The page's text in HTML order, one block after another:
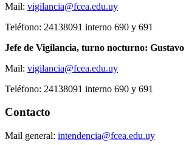
Mail: vigilancia@fcea.edu.uy
Teléfono: 24138091 interno 690 y 691
Jefe de Vigilancia, turno nocturno:
Mail: vigilancia@fcea.edu.uy
Teléfono: 24138091 interno 690 y 691
Contacto
Mail general: intendencia@fcea.edu.uy